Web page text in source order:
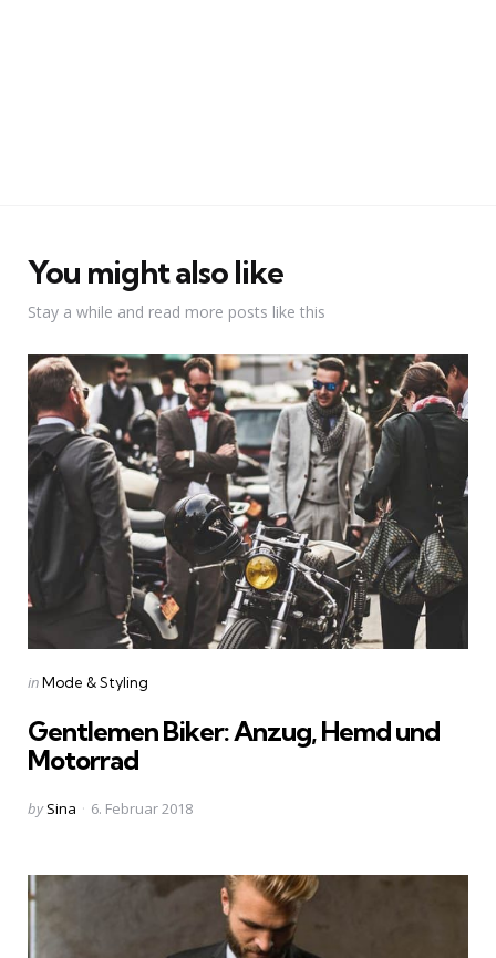
You might also like
Stay a while and read more posts like this
Categories
Posted
inMode & Styling
Gentlemen Biker: Anzug, Hemd und
Motorrad
Posted
by Sina 6. Februar 2018